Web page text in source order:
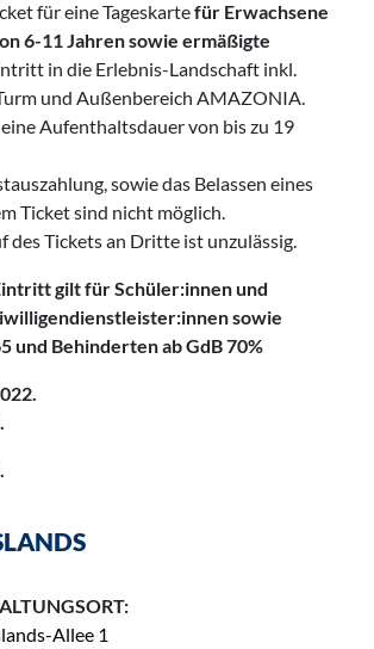
für eine Tageskartefür Erwachsene
6-11 Jahren sowie ermäßigte
in die Erlebnis-Landschaft inkl.
und Außenbereich AMAZONIA.
Aufenthaltsdauer von bis zu 19
sowie das Belassen eines
Ticket sind nicht möglich.
des Tickets an Dritte ist unzulässig.
gilt für Schüler:innen und
sowie
und Behinderten ab GdB 70%
Allee 1